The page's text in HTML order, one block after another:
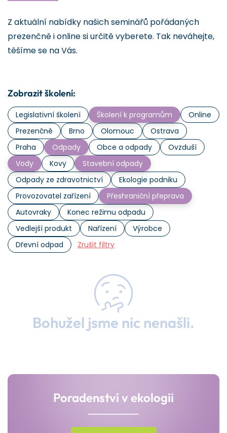
Z aktuální nabídky našich seminářů pořádaných
prezenčně i online si určitě vyberete. Tak neváhejte,
těšíme se na Vás.
Zobrazit školení:
Legislativní školení Školení k programům
Online
Prezenčně
Brno Olomouc
Ostrava
Praha
Odpady Obce a odpady
Ovzduší
Vody
Kovy
Stavební odpady
Odpady ze zdravotnictví
Ekologie podniku
Provozovatel zařízení
Přeshraniční přeprava
Autovraky
Konec režimu odpadu
Vedlejší produkt
Nařízení
Výrobce
Dřevní odpad
Zrušit filtry
Bohužel jsme nic nenašli.
Poradenství v ekologii